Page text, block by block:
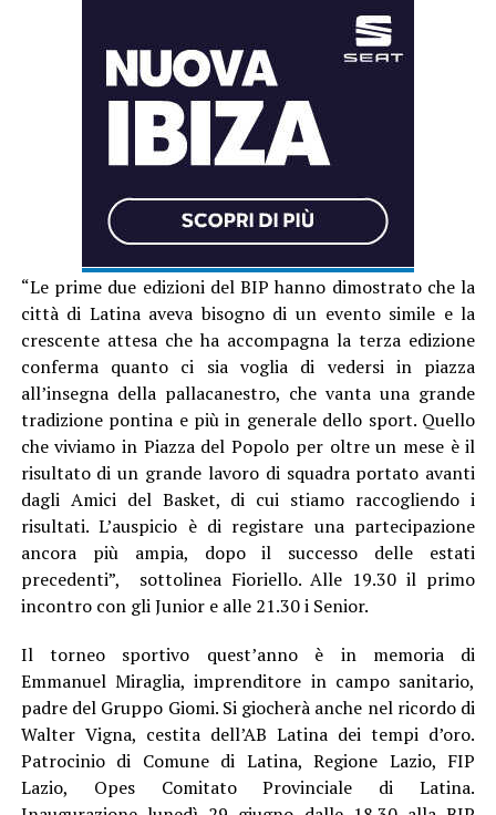
“Le prime due edizioni del BIP hanno dimostrato che la
città di Latina aveva bisogno di un evento simile e la
crescente attesa che ha accompagna la terza edizione
conferma quanto ci sia voglia di vedersi in piazza
all’insegna della pallacanestro, che vanta una grande
tradizione pontina e più in generale dello sport. Quello
che viviamo in Piazza del Popolo per oltre un mese è il
risultato di un grande lavoro di squadra portato avanti
dagli Amici del Basket, di cui stiamo raccogliendo i
risultati. L’auspicio è di registare una partecipazione
ancora più ampia, dopo il successo delle estati
precedenti”, sottolinea Fioriello. Alle 19.30 il primo
incontro con gli Junior e alle 21.30 i Senior.
Il torneo sportivo quest’anno è in memoria di
Emmanuel Miraglia, imprenditore in campo sanitario,
padre del Gruppo Giomi. Si giocherà anche nel ricordo di
Walter Vigna, cestita dell’AB Latina dei tempi d’oro.
Patrocinio di Comune di Latina, Regione Lazio, FIP
Lazio, Opes Comitato Provinciale di Latina.